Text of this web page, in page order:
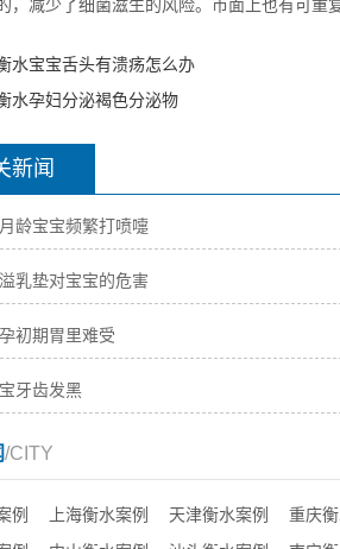
，减少了细菌滋生的风险。市面上也有可重
水宝宝舌头有溃疡怎么办
水孕妇分泌褐色分泌物
新闻
龄宝宝频繁打喷嚏
乳垫对宝宝的危害
初期胃里难受
牙齿发黑
/CITY
例 上海衡水案例 天津衡水案例 重庆